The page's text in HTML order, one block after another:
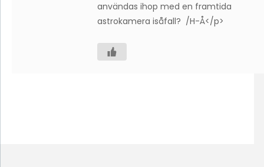
användas ihop med en framtida
astrokamera isåfall? /H-Å</p>